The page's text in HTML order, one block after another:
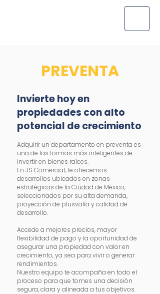
PREVENTA
Invierte hoy en
propiedades con alto
potencial de crecimiento
Adquirir un departamento en preventa es
una de las formas más inteligentes de
invertir en bienes raíces.
En JS Comercial, te ofrecemos
desarrollos ubicados en zonas
estratégicas de la Ciudad de México,
seleccionados por su alta demanda,
proyección de plusvalía y calidad de
desarrollo.
Accede a mejores precios, mayor
flexibilidad de pago y la oportunidad de
asegurar una propiedad con valor en
crecimiento, ya sea para vivir o generar
rendimientos.
Nuestro equipo te acompaña en todo el
proceso para que tomes una decisión
segura, clara y alineada a tus objetivos.